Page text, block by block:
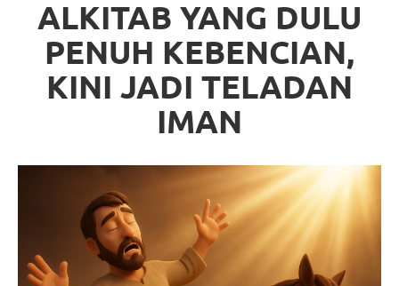
ALKITAB YANG DULU
PENUH KEBENCIAN,
KINI JADI TELADAN
IMAN